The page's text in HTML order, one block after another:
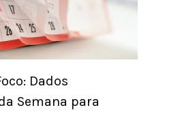
Dados
Semana para